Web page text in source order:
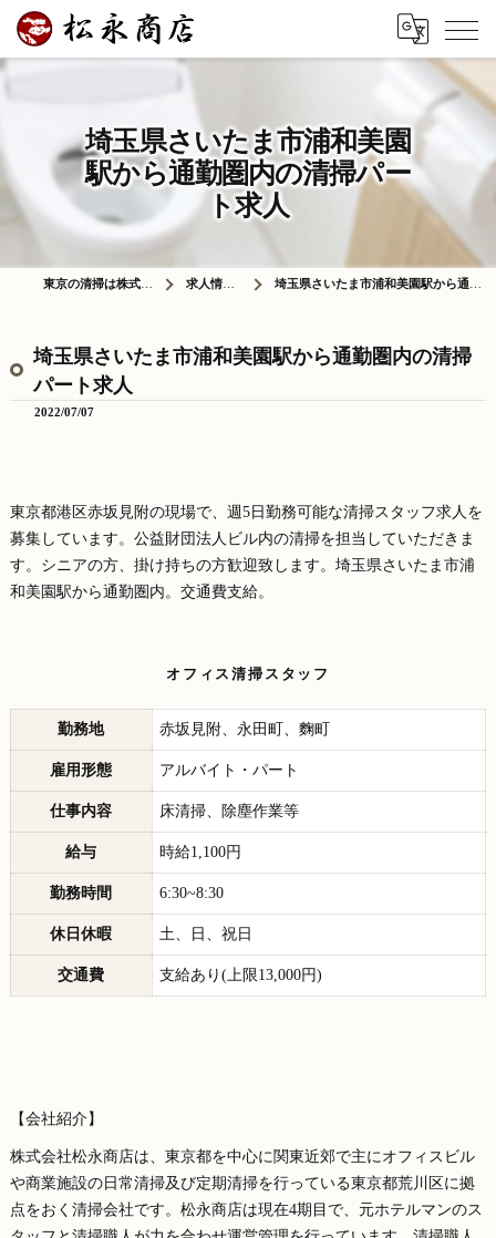
埼玉県さいたま市浦和美園
駅から通勤圏内の清掃パー
ト求人
東京の清掃は株式会社松永商店 求人情報ブログ 埼玉県さいたま市浦和美園駅から通勤圏内の清掃パート求人
埼玉県さいたま市浦和美園駅から通勤圏内の清掃
パート求人
2022/07/07
東京都港区赤坂見附の現場で、週5日勤務可能な清掃スタッフ求人を
募集しています。公益財団法人ビル内の清掃を担当していただきま
す。シニアの方、掛け持ちの方歓迎致します。埼玉県さいたま市浦
和美園駅から通勤圏内。交通費支給。
オフィス清掃スタッフ
勤務地 赤坂見附、永田町、麴町
雇用形態 アルバイト・パート
仕事内容 床清掃、除塵作業等
給与 時給1,100円
勤務時間 6:30~8:30
休日休暇 土、日、祝日
交通費 支給あり(上限13,000円)
【会社紹介】
株式会社松永商店は、東京都を中心に関東近郊で主にオフィスビル
や商業施設の日常清掃及び定期清掃を行っている東京都荒川区に拠
点をおく清掃会社です。松永商店は現在4期目で、元ホテルマンのス